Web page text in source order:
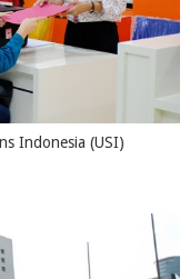
Indonesia (USI)